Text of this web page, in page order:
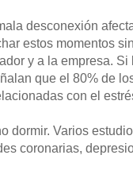
desconexión
estos momentos
y a la empresa. Si
que el 80% de
con el
dormir. Varios
coronarias,